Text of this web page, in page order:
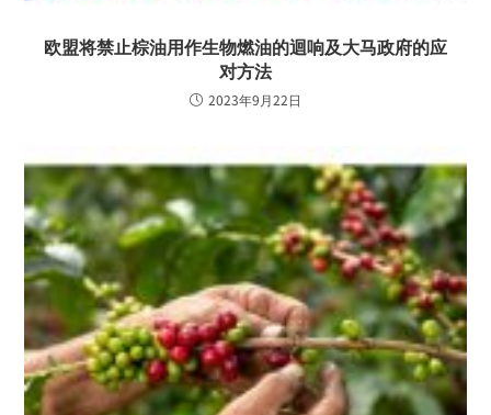
欧盟将禁止棕油用作生物燃油的迴响及大马政府的应
对方法
2023年9月22日